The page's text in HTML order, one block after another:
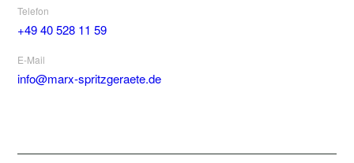
Telefon
+49 40 528 11 59
E-Mail
info@marx-spritzgeraete.de